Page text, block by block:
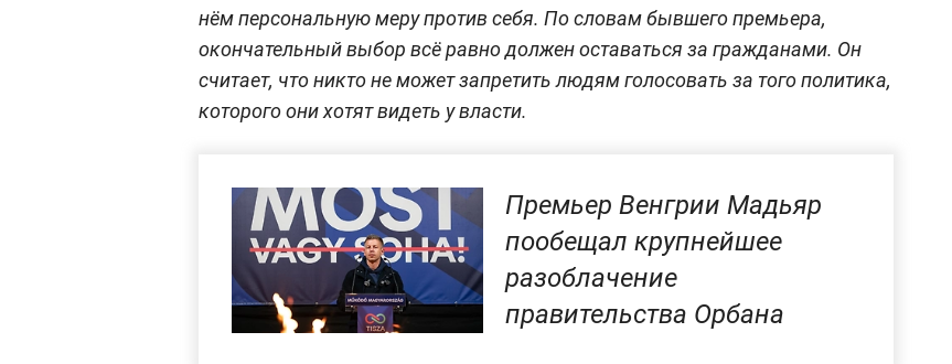
нём персональную меру против себя. По словам бывшего премьера,
окончательный выбор всё равно должен оставаться за гражданами. Он
считает, что никто не может запретить людям голосовать за того политика,
которого они хотят видеть у власти.
Премьер Венгрии Мадьяр
пообещал крупнейшее
разоблачение
правительства Орбана